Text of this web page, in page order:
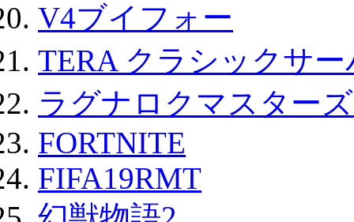
V4ブイフォー
TERA クラシックサ
ラグナロクマスター
FORTNITE
FIFA19RMT